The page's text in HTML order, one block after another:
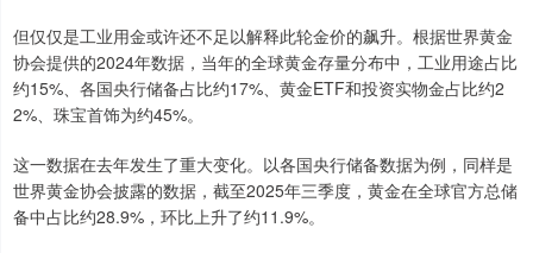
但仅仅是工业用金或许还不足以解释此轮金价的飙升。根据世界黄金
协会提供的2024年数据，当年的全球黄金存量分布中，工业用途占比
约15%、各国央行储备占比约17%、黄金ETF和投资实物金占比约2
2%、珠宝首饰为约45%。
这一数据在去年发生了重大变化。以各国央行储备数据为例，同样是
世界黄金协会披露的数据，截至2025年三季度，黄金在全球官方总储
备中占比约28.9%，环比上升了约11.9%。